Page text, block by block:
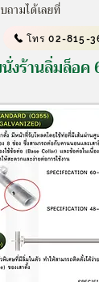
ร้านลิ่มล็อค
ถามได้เลยที่
โทร 02-815-